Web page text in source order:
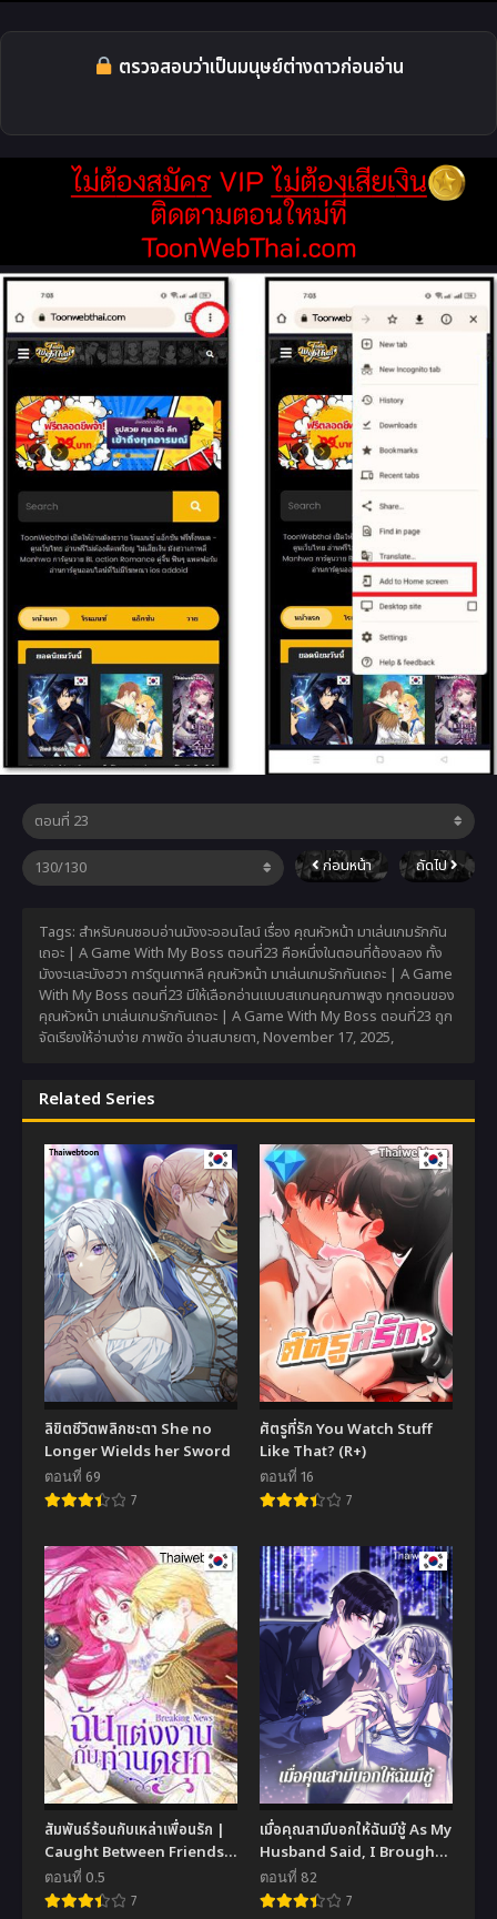
ตรวจสอบว่าเป็นมนุษย์ต่างดาวก่อนอ่าน
ก่อนหน้า ถัดไป
Tags: สำหรับคนชอบอ่านมังงะออนไลน์ เรื่อง คุณหัวหน้า มาเล่นเกมรักกัน
เถอะ | A Game With My Boss ตอนที่23 คือหนึ่งในตอนที่ต้องลอง ทั้ง
มังงะและมังฮวา การ์ตูนเกาหลี คุณหัวหน้า มาเล่นเกมรักกันเถอะ | A Game
With My Boss ตอนที่23 มีให้เลือกอ่านแบบสแกนคุณภาพสูง ทุกตอนของ
คุณหัวหน้า มาเล่นเกมรักกันเถอะ | A Game With My Boss ตอนที่23 ถูก
จัดเรียงให้อ่านง่าย ภาพชัด อ่านสบายตา, November 17, 2025,
Related Series
ลิขิตชีวิตพลิกชะตา She no
Longer Wields her Sword
ตอนที่ 69
7
ศัตรูที่รัก You Watch Stuff
Like That? (R+)
ตอนที่ 16
7
สัมพันธ์ร้อนกับเหล่าเพื่อนรัก |
Caught Between Friends
(R+)(UNCENSORED)
ตอนที่ 0.5
7
เมื่อคุณสามีบอกให้ฉันมีชู้ As My
Husband Said, I Brought
In A Lover
ตอนที่ 82
7